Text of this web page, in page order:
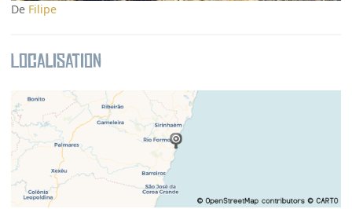
De Filipe
Localisation